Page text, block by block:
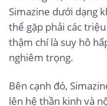
Simazine dưới dạng
thể gặp phải các
thậm chí là suy hô
nghiêm trọng.
Bên cạnh đó,
lên hệ thần kinh và